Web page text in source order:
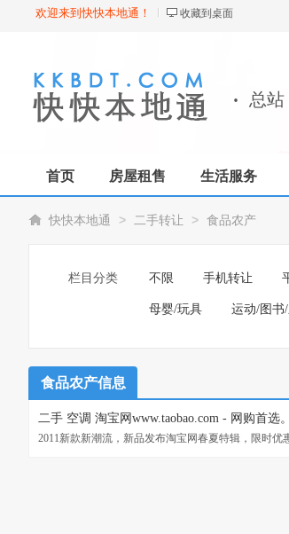
欢迎来到快快本地通！ 收藏到桌面
· 总站
首页 房屋租售 生活服务
快快本地通 > 二手转让 > 食品农产
栏目分类 不限 手机转让
母婴/玩具 运动/图书
食品农产信息
二手 空调 淘宝网www.taobao.com - 网购首选。
2011新款新潮流，新品发布淘宝网春夏特辑，限时优